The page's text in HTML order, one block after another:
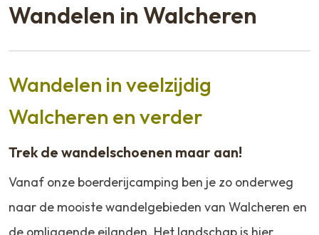
Wandelen in Walcheren
Wandelen in veelzijdig
Walcheren en verder
Trek de wandelschoenen maar aan!
Vanaf onze boerderijcamping ben je zo onderweg
naar de mooiste wandelgebieden van Walcheren en